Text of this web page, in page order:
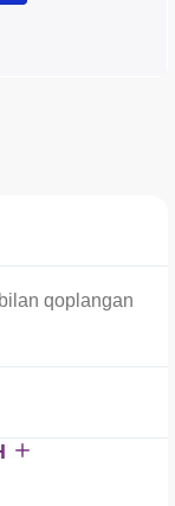
qoplangan